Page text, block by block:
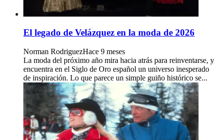
El legado de Velázquez en la moda de 2026
Norman RodriguezHace 9 meses
La moda del próximo año mira hacia atrás para reinventarse, y
encuentra en el Siglo de Oro español un universo inesperado
de inspiración. Lo que parece un simple guiño histórico se...